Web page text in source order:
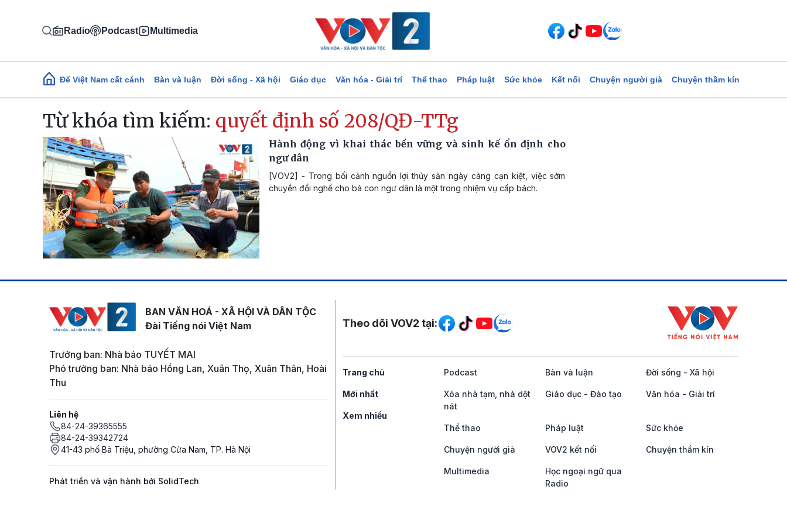
Radio Podcast Multimedia
Main navigation
Để Việt Nam cất cánh Bàn và luận Đời sống - Xã hội Giáo dục Văn hóa - Giải trí Thể thao Pháp luật Sức khỏe Kết nối Chuyện người già Chuyện thầm kín
Từ khóa tìm kiếm: quyết định số 208/QĐ-TTg
Hành động vì khai thác bền vững và sinh kế ổn định cho
ngư dân
[VOV2] - Trong bối cảnh nguồn lợi thủy sản ngày càng cạn kiệt, việc sớm
chuyển đổi nghề cho bà con ngư dân là một trong nhiệm vụ cấp bách.
BAN VĂN HOÁ - XÃ HỘI VÀ DÂN TỘC
Đài Tiếng nói Việt Nam
Trưởng ban: Nhà báo TUYẾT MAI
Phó trưởng ban: Nhà báo Hồng Lan, Xuân Thọ, Xuân Thân, Hoài
Thu
Liên hệ
84-24-39365555
84-24-39342724
41-43 phố Bà Triệu, phường Cửa Nam, TP. Hà Nội
Phát triển và vận hành bởi SolidTech
Mạng xã hội
Theo dõi VOV2 tại:
Trang chủ
Mới nhất
Xem nhiều
Podcast Bàn và luận Đời sống - Xã hội
Xóa nhà tạm, nhà dột
nát
Giáo dục - Đào tạo Văn hóa - Giải trí
Thể thao Pháp luật Sức khỏe
Chuyện người già VOV2 kết nối Chuyện thầm kín
Multimedia
Học ngoại ngữ qua
Radio